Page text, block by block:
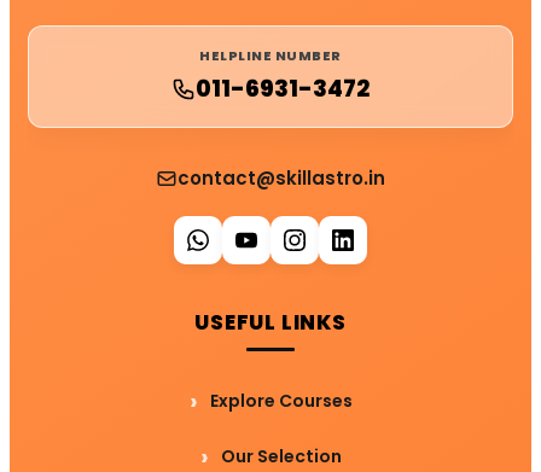
HELPLINE NUMBER
011-6931-3472
contact@skillastro.in
USEFUL LINKS
Explore Courses
Our Selection